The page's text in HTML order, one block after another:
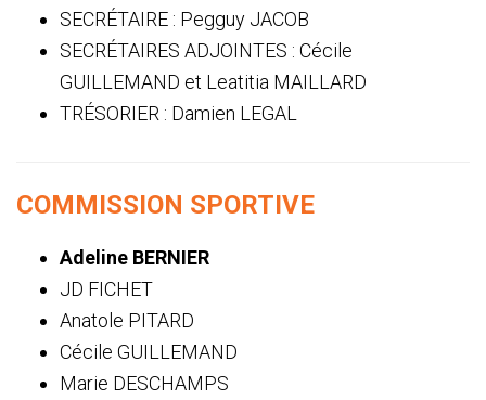
SECRÉTAIRE : Pegguy JACOB
SECRÉTAIRES ADJOINTES : Cécile
GUILLEMAND et Leatitia MAILLARD
TRÉSORIER : Damien LEGAL
COMMISSION SPORTIVE
Adeline BERNIER
JD FICHET
Anatole PITARD
Cécile GUILLEMAND
Marie DESCHAMPS